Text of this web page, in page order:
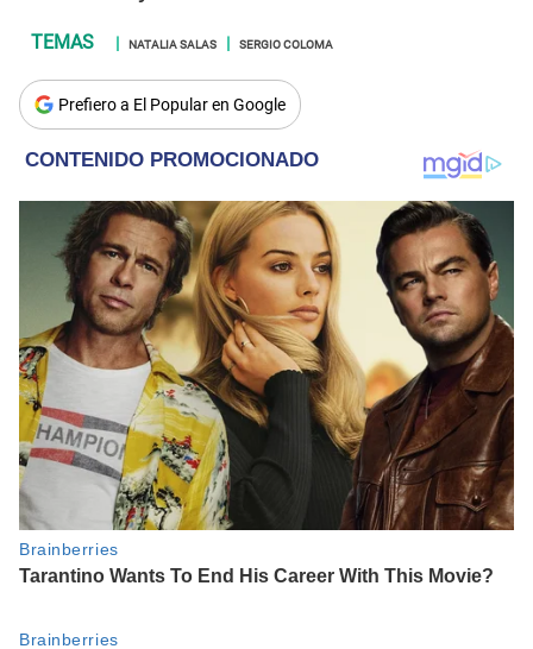
NATALIA SALAS SERGIO COLOMA
Prefiero a El Popular en Google